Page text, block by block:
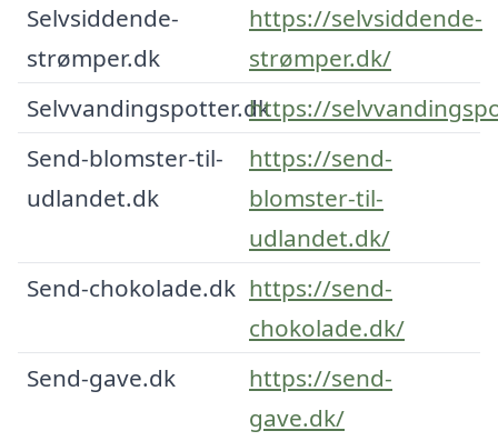
Selvsiddende-
strømper.dk
https://selvsiddende-
strømper.dk/
Selvvandingspotter.dkhttps://
Send-blomster-til-
udlandet.dk
https://send-
blomster-til-
udlandet.dk/
Send-chokolade.dk https://send-
chokolade.dk/
Send-gave.dk
https://send-
gave.dk/